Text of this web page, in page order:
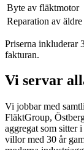
Byte av fläktmotor
Reparation av äldre
Priserna inkluderar
fakturan.
Vi servar
Vi jobbar med
FläktGroup,
aggregat som sitter
villor med 30 år